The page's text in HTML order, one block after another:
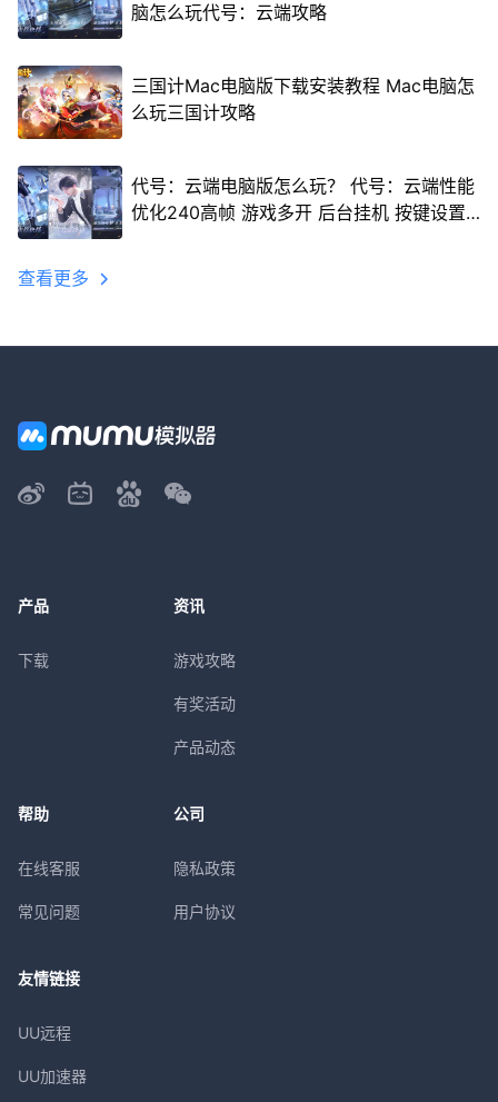
脑怎么玩代号：云端攻略
三国计Mac电脑版下载安装教程 Mac电脑怎
么玩三国计攻略
代号：云端电脑版怎么玩？ 代号：云端性能
优化240高帧 游戏多开 后台挂机 按键设置
查看更多
产品
下载
资讯
游戏攻略
有奖活动
产品动态
帮助
在线客服
常见问题
公司
隐私政策
用户协议
友情链接
UU远程
UU加速器